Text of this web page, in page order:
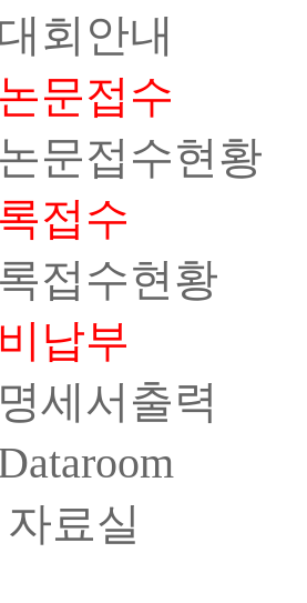
회안내
문접수
문접수현황
접수
접수현황
납부
세서출력
료실